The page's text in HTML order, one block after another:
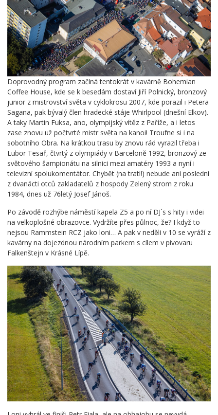
Doprovodný program začíná tentokrát v kavárně Bohemian
Coffee House, kde se k besedám dostaví Jiří Polnický, bronzový
junior z mistrovství světa v cyklokrosu 2007, kde porazil i Petera
Sagana, pak bývalý člen hradecké stáje Whirlpool (dnešní Elkov).
A taky Martin Fuksa, ano, olympijský vítěz z Paříže, a i letos
zase znovu už počtvrté mistr světa na kanoi! Troufne si i na
sobotního Obra. Na krátkou trasu by znovu rád vyrazil třeba i
Lubor Tesař, čtvrtý z olympiády v Barceloně 1992, bronzový ze
světového šampionátu na silnici mezi amatéry 1993 a nyní i
televizní spolukomentátor. Chybět (na trati!) nebude ani poslední
z dvanácti otců zakladatelů z hospody Zelený strom z roku
1984, dnes už 76letý Josef Jánoš.
Po závodě rozhýbe náměstí kapela Z5 a po ní DJ´s s hity i videi
na velkoplošné obrazovce. Vydržíte přes půlnoc, že? I když to
nejsou Rammstein RCZ jako loni… A pak v neděli v 10 se vyráží z
kavárny na dojezdnou národním parkem s cílem v pivovaru
Falkenštejn v Krásné Lípě.